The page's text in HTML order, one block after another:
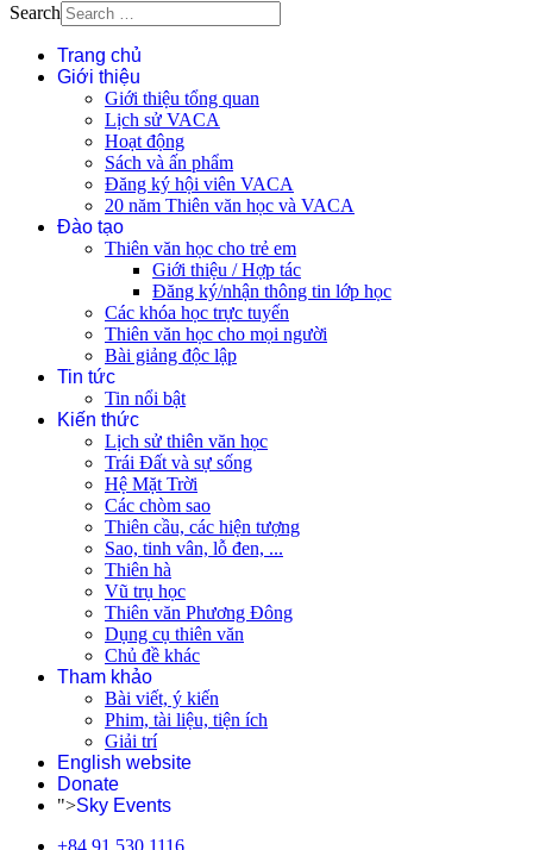
Search
Trang chủ
Giới thiệu
Giới thiệu tổng quan
Lịch sử VACA
Hoạt động
Sách và ấn phẩm
Đăng ký hội viên VACA
20 năm Thiên văn học và VACA
Đào tạo
Thiên văn học cho trẻ em
Giới thiệu / Hợp tác
Đăng ký/nhận thông tin lớp học
Các khóa học trực tuyến
Thiên văn học cho mọi người
Bài giảng độc lập
Tin tức
Tin nổi bật
Kiến thức
Lịch sử thiên văn học
Trái Đất và sự sống
Hệ Mặt Trời
Các chòm sao
Thiên cầu, các hiện tượng
Sao, tinh vân, lỗ đen, ...
Thiên hà
Vũ trụ học
Thiên văn Phương Đông
Dụng cụ thiên văn
Chủ đề khác
Tham khảo
Bài viết, ý kiến
Phim, tài liệu, tiện ích
Giải trí
English website
Donate
">Sky Events
+84 91 530 1116